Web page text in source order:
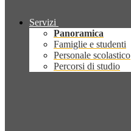
Servizi
Panoramica
Famiglie e studenti
Personale scolastico
Percorsi di studio